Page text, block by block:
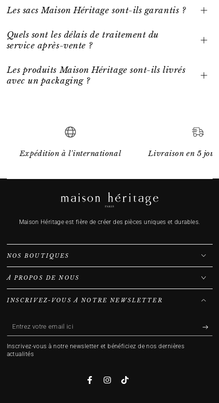
Les sacs Maison Héritage sont-ils garantis ?
Quels sont les délais de traitement du
service après-vente ?
Les produits Maison Héritage sont-ils livrés
avec un packaging ?
Expédition à l'international Livraison en 5
Maison Héritage est fière de créer des pièces uniques et durables.
NOS BOUTIQUES
À PROPOS DE NOUS
INSCRIVEZ-VOUS À NOTRE NEWSLETTER
Entrez
votre
email
Inscrivez-vous à notre newsletter et bénéficiez de nos dernières
actualités
FacebookInstagramTikTok